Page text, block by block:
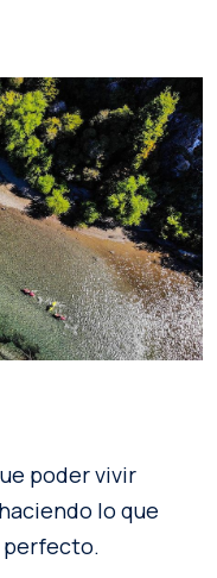
poder vivir
lo que
perfecto.